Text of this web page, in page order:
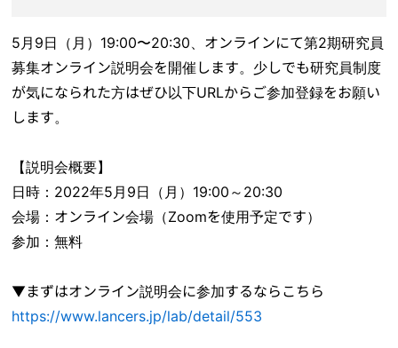
5月9日（月）19:00〜20:30、オンラインにて第2期研究員
募集オンライン説明会を開催します。少しでも研究員制度
が気になられた方はぜひ以下URLからご参加登録をお願い
します。
【説明会概要】
日時：2022年5月9日（月）19:00～20:30
会場：オンライン会場（Zoomを使用予定です）
参加：無料
▼まずはオンライン説明会に参加するならこちら
https://www.lancers.jp/lab/detail/553